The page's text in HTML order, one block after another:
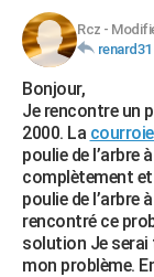
Retraite
Impôts
Epargne
Immobilier
Risques naturels
Banque
Assurance
Crédit
AUTO
Essais
Réserver un essai
Citadines
Berlines
SUV
Forum auto
HIGH-TECH
Mobiles
Meilleur smartphone
Internet
Ordinateurs
Jeux vidéo
Guide high-tech
+BRICOLAGE
Forum
Aménagement
Extérieur
Cuisine
Salle de bains
Jardinage
Rangement
WEEK-END
Guides de France
Escapades
Patrimoine
Expositions
Musées
Week-end nature
LIFESTYLE
Art de vivre
Bien-être
Loisirs
Mode
Modes de vie
SANTE
Rcz -
renard31
Bonjour,
Je rencontre un
2000. La
poulie de l’arbre
complètement
poulie de l’arbre
rencontré ce
solution Je serai
mon problème.